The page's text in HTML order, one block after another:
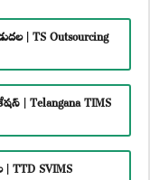
| TS Outsourcing
| Telangana TIMS
TTD SVIMS